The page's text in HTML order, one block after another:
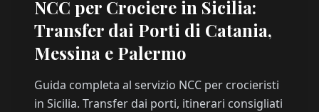
NCC per Crociere in Sicilia:
Transfer dai Porti di Catania,
Messina e Palermo
Guida completa al servizio NCC per crocieristi
in Sicilia. Transfer dai porti, itinerari consigliati